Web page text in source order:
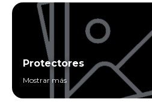
Protectores
Mostrar más